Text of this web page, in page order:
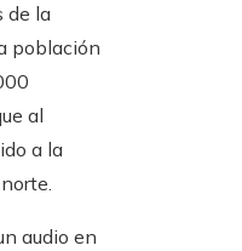
de la
población
al
a la
audio en